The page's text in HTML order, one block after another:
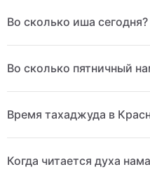
Во сколько иша сегодня?
Во сколько пятничный
Время тахаджуда в
Когда читается духа